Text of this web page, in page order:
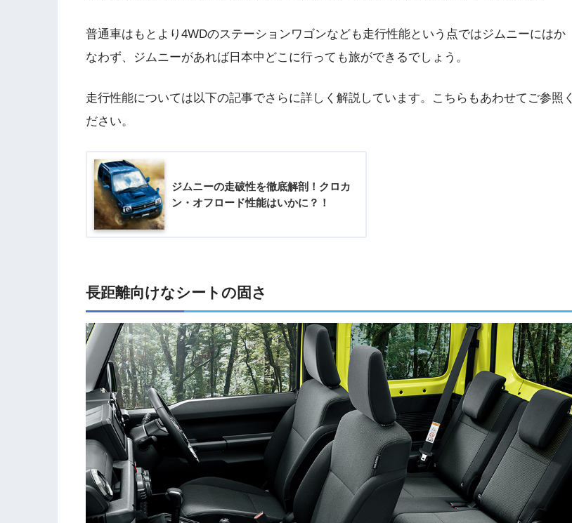
普通車はもとより4WDのステーションワゴンなども走行性能という点ではジムニーにはか
なわず、ジムニーがあれば日本中どこに行っても旅ができるでしょう。
走行性能については以下の記事でさらに詳しく解説しています。こちらもあわせてご参照く
ださい。
ジムニーの走破性を徹底解剖！クロカ
ン・オフロード性能はいかに？！
長距離向けなシートの固さ